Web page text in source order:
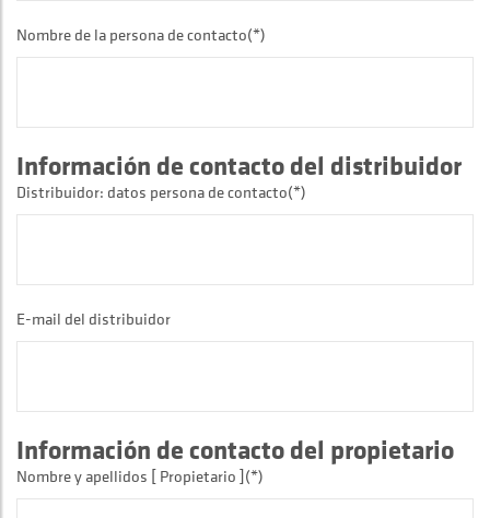
Nombre de la persona de contacto(*)
Información de contacto del distribuidor
Distribuidor: datos persona de contacto(*)
E-mail del distribuidor
Información de contacto del propietario
Nombre y apellidos [ Propietario ](*)